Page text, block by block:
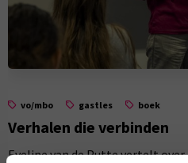
vo/mbo gastles boek
Verhalen die verbinden
Eveline van de Putte vertelt over